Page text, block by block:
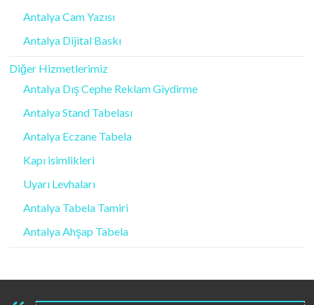
Antalya Cam Yazısı
Antalya Dijital Baskı
Diğer Hizmetlerimiz
Antalya Dış Cephe Reklam Giydirme
Antalya Stand Tabelası
Antalya Eczane Tabela
Kapı isimlikleri
Uyarı Levhaları
Antalya Tabela Tamiri
Antalya Ahşap Tabela